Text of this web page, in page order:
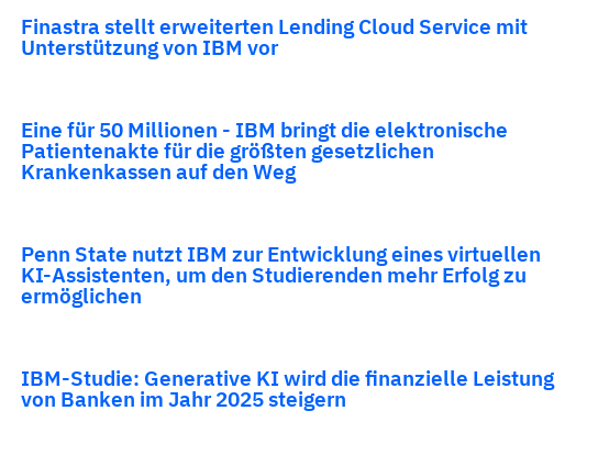
Finastra stellt erweiterten Lending Cloud Service mit
Unterstützung von IBM vor
Eine für 50 Millionen - IBM bringt die elektronische
Patientenakte für die größten gesetzlichen
Krankenkassen auf den Weg
Penn State nutzt IBM zur Entwicklung eines virtuellen
KI-Assistenten, um den Studierenden mehr Erfolg zu
ermöglichen
IBM-Studie: Generative KI wird die finanzielle Leistung
von Banken im Jahr 2025 steigern